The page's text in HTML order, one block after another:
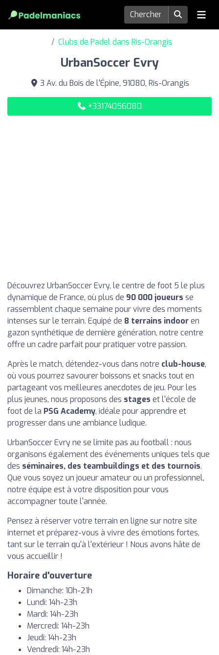
Clubs de Padel dans Ris-Orangis
UrbanSoccer Evry
3 Av. du Bois de l'Épine, 91080, Ris-Orangis
+33174056080
Découvrez UrbanSoccer Evry, le centre de foot 5 le plus
dynamique de France, où plus de 90 000 joueurs se
rassemblent chaque semaine pour vivre des moments
intenses sur le terrain. Equipé de 8 terrains indooren
gazon synthétique de dernière génération, notre centre
offre un cadre parfait pour pratiquer votre passion.
Après le match, détendez-vous dans notre club-house,
où vous pourrez savourer boissons et snacks tout en
partageant vos meilleures anecdotes de jeu. Pour les
plus jeunes, nous proposons des stages et l'école de
foot de la PSG Academy, idéale pour apprendre et
progresser dans une ambiance ludique.
UrbanSoccer Evry ne se limite pas au football : nous
organisons également des événements uniques tels que
des séminaires, des teambuildings et des tournois.
Que vous soyez un joueur amateur ou un professionnel,
notre équipe est à votre disposition pour vous
accompagner toute l'année.
Pensez à réserver votre terrain en ligne sur notre site
internet et préparez-vous à vivre des émotions fortes,
tant sur le terrain qu'à l'extérieur ! Nous avons hâte de
vous accueillir !
Horaire d'ouverture
Dimanche: 10h-21h
Lundi: 14h-23h
Mardi: 14h-23h
Mercredi: 14h-23h
Jeudi: 14h-23h
Vendredi: 14h-23h